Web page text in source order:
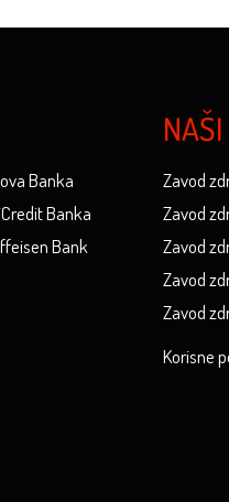
Banka
Banka
Bank
Zavod
Zavod
Zavod
Zavod
Zavod
Korisne